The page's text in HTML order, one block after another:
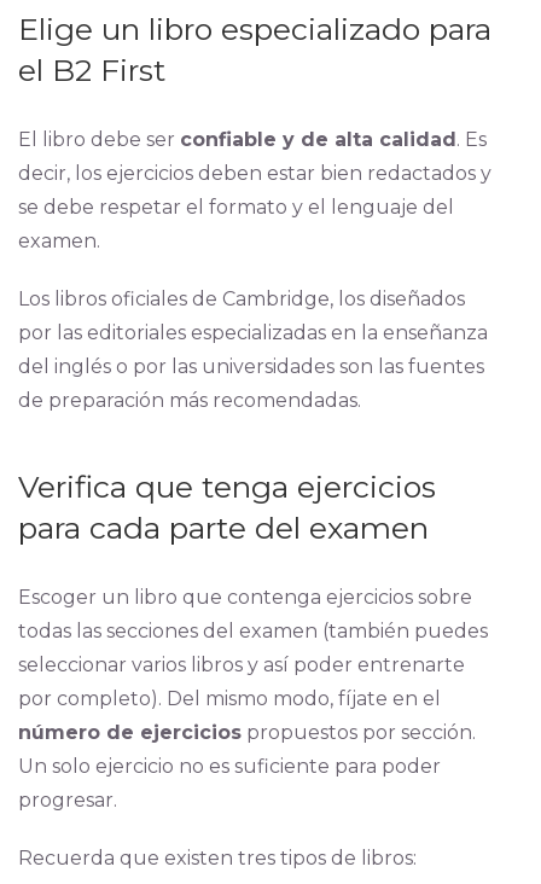
Elige un libro especializado para
el B2 First
El libro debe ser confiable y de alta calidad. Es
decir, los ejercicios deben estar bien redactados y
se debe respetar el formato y el lenguaje del
examen.
Los libros oficiales de Cambridge, los diseñados
por las editoriales especializadas en la enseñanza
del inglés o por las universidades son las fuentes
de preparación más recomendadas.
Verifica que tenga ejercicios
para cada parte del examen
Escoger un libro que contenga ejercicios sobre
todas las secciones del examen (también puedes
seleccionar varios libros y así poder entrenarte
por completo). Del mismo modo, fíjate en el
número de ejerciciospropuestos por sección.
Un solo ejercicio no es suficiente para poder
progresar.
Recuerda que existen tres tipos de libros: